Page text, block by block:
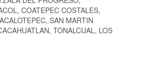
COATEPEC COSTALES,
SAN MARTIN
TONALCUAL, LOS